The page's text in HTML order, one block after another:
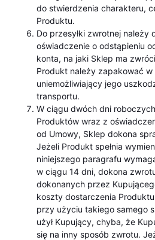
do stwierdzenia charakteru,
Produktu.
Do przesyłki zwrotnej należy
oświadczenie o odstąpieniu
konta, na jaki Sklep ma
Produkt należy zapakować w
uniemożliwiający jego
transportu.
W ciągu dwóch dni
Produktów wraz z
od Umowy, Sklep dokona
Jeżeli Produkt spełnia
niniejszego paragrafu
w ciągu 14 dni, dokona
dokonanych przez
koszty dostarczenia
przy użyciu takiego samego
użył Kupujący, chyba, że
się na inny sposób zwrotu.